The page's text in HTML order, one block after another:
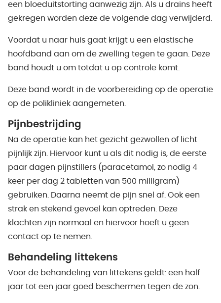
een bloeduitstorting aanwezig zijn. Als u drains heeft
gekregen worden deze de volgende dag verwijderd.
Voordat u naar huis gaat krijgt u een elastische
hoofdband aan om de zwelling tegen te gaan. Deze
band houdt u om totdat u op controle komt.
Deze band wordt in de voorbereiding op de operatie
op de polikliniek aangemeten.
Pijnbestrijding
Na de operatie kan het gezicht gezwollen of licht
pijnlijk zijn. Hiervoor kunt u als dit nodig is, de eerste
paar dagen pijnstillers (paracetamol, zo nodig 4
keer per dag 2 tabletten van 500 milligram)
gebruiken. Daarna neemt de pijn snel af. Ook een
strak en stekend gevoel kan optreden. Deze
klachten zijn normaal en hiervoor hoeft u geen
contact op te nemen.
Behandeling littekens
Voor de behandeling van littekens geldt: een half
jaar tot een jaar goed beschermen tegen de zon.